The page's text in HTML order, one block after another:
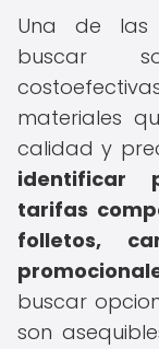
Una de las
buscar
materiales
calidad y
identificar
tarifas
folletos,
buscar
son